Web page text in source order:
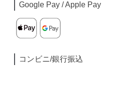
Google Pay / Apple Pay
コンビニ/銀行振込